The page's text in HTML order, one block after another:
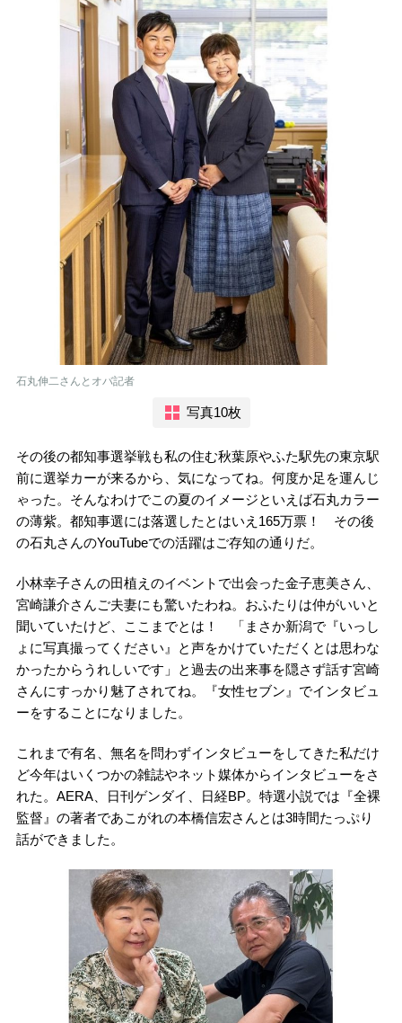
石丸伸二さんとオバ記者
写真10枚
その後の都知事選挙戦も私の住む秋葉原やふた駅先の東京駅
前に選挙カーが来るから、気になってね。何度か足を運んじ
ゃった。そんなわけでこの夏のイメージといえば石丸カラー
の薄紫。都知事選には落選したとはいえ165万票！ その後
の石丸さんのYouTubeでの活躍はご存知の通りだ。
小林幸子さんの田植えのイベントで出会った金子恵美さん、
宮崎謙介さんご夫妻にも驚いたわね。おふたりは仲がいいと
聞いていたけど、ここまでとは！ 「まさか新潟で『いっし
ょに写真撮ってください』と声をかけていただくとは思わな
かったからうれしいです」と過去の出来事を隠さず話す宮崎
さんにすっかり魅了されてね。『女性セブン』でインタビュ
ーをすることになりました。
これまで有名、無名を問わずインタビューをしてきた私だけ
ど今年はいくつかの雑誌やネット媒体からインタビューをさ
れた。AERA、日刊ゲンダイ、日経BP。特選小説では『全裸
監督』の著者であこがれの本橋信宏さんとは3時間たっぷり
話ができました。